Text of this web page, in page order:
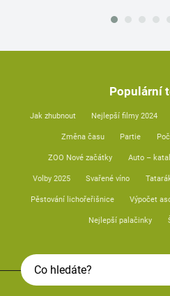
Populární
Jak zhubnout Nejlepší filmy 2024
Změna času Partie
ZOO Nové začátky Auto –
Volby 2025 Svařené víno
Pěstování lichořeřišnice Výpočet
Nejlepší palačinky